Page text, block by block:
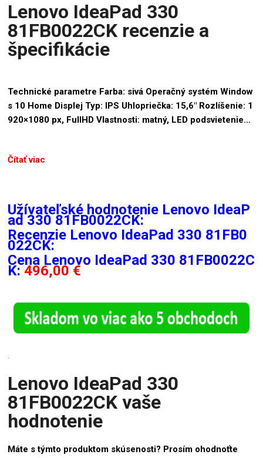
Lenovo IdeaPad 330
81FB0022CK recenzie a
špecifikácie
Technické parametre Farba: sivá Operačný systém Window
s 10 Home Displej Typ: IPS Uhlopriečka: 15,6″ Rozlíšenie: 1
920×1080 px, FullHD Vlastnosti: matný, LED podsvietenie…
Čítať viac
Užívateľské hodnotenie Lenovo IdeaP
ad 330 81FB0022CK:
Recenzie Lenovo IdeaPad 330 81FB0
022CK:
Cena Lenovo IdeaPad 330 81FB0022C
K:496,00 €
.
Lenovo IdeaPad 330
81FB0022CK vaše
hodnotenie
Máte s týmto produktom skúsenosti? Prosím ohodnoťte